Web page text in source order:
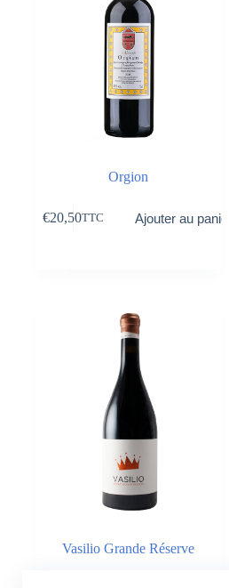
Orgion
€20,50TTC Ajouter au panier
Vasilio Grande Réserve